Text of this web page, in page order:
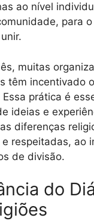
ao nível
para
muitas
têm incentivado o
Essa prática é
ideias e
diferenças
respeitadas, ao
de divisão.
do